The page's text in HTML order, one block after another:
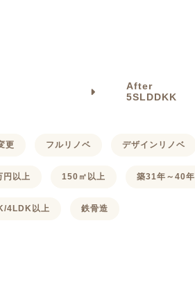
After
5SLDDKK
更 フルリノベ デザインリノベ
円以上 150㎡以上 築31年～40年
4LDK以上 鉄骨造